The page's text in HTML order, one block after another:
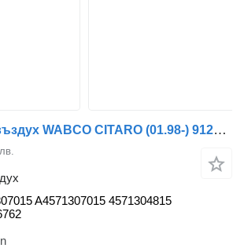
Компресор за въздух WABCO CITARO (01.98-) 9125101030 за автобус Mercedes-Benz Bus II (1996-)
A4571307015 4571304815